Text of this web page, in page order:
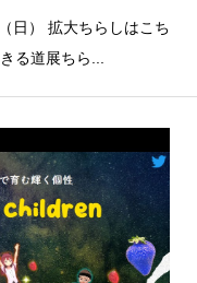
日） 拡大ちらしはこち
る道展ちら...